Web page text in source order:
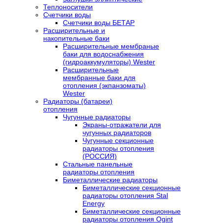
Теплоносители
Счетчики воды
Счетчики воды БЕТАР
Расширительные и
накопительные баки
Расширительные мембраные
баки для водоснабжения
(гидроаккумуляторы) Wester
Расширительные
мембранные баки для
отопления (экпанзоматы)
Wester
Радиаторы (батареи)
отопления
Чугунные радиаторы
Экраны-отражатели для
чугунных радиаторов
Чугунные секционные
радиаторы отопления
(РОССИЯ)
Стальные панельные
радиаторы отопления
Биметаллические радиаторы
Биметаллические секционные
радиаторы отопления Stal
Energy
Биметаллические секционные
радиаторы отопления Ogint